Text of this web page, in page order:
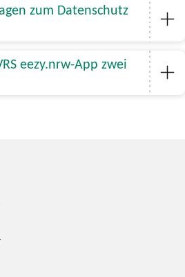
zum Datenschutz
eezy.nrw-App zwei